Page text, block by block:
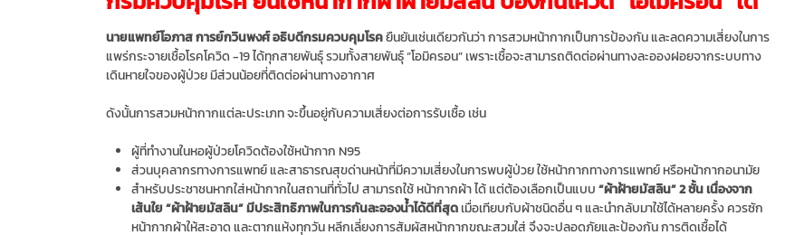
นายแพทย์โอภาส การย์กวินพงศ์ อธิบดีกรมควบคุมโรคยืนยันเช่นเดียวกันว่า การสวมหน้ากากเป็นการป้องกัน และลดความเสี่ยงในการ
แพร่กระจายเชื้อโรคโควิด -19 ได้ทุกสายพันธุ์ รวมทั้งสายพันธุ์ “โอมิครอน” เพราะเชื้อจะสามารถติดต่อผ่านทางละอองฝอยจากระบบทาง
เดินหายใจของผู้ป่วย มีส่วนน้อยที่ติดต่อผ่านทางอากาศ
ดังนั้นการสวมหน้ากากแต่ละประเภท จะขึ้นอยู่กับความเสี่ยงต่อการรับเชื้อ เช่น
ผู้ที่ทำงานในหอผู้ป่วยโควิดต้องใช้หน้ากาก N95
ส่วนบุคลากรทางการแพทย์ และสาธารณสุขด่านหน้าที่มีความเสี่ยงในการพบผู้ป่วย ใช้หน้ากากทางการแพทย์ หรือหน้ากากอนามัย
สำหรับประชาชนหากใส่หน้ากากในสถานที่ทั่วไป สามารถใช้ หน้ากากผ้า ได้ แต่ต้องเลือกเป็นแบบ “ผ้าฝ้ายมัสลิน” 2 ชั้น เนื่องจาก
เส้นใย “ผ้าฝ้ายมัสลิน” มีประสิทธิภาพในการกันละอองน้ำได้ดีที่สุด เมื่อเทียบกับผ้าชนิดอื่น ๆ และนำกลับมาใช้ได้หลายครั้ง ควรซัก
หน้ากากผ้าให้สะอาด และตากแห้งทุกวัน หลีกเลี่ยงการสัมผัสหน้ากากขณะสวมใส่ จึงจะปลอดภัยและป้องกัน การติดเชื้อได้